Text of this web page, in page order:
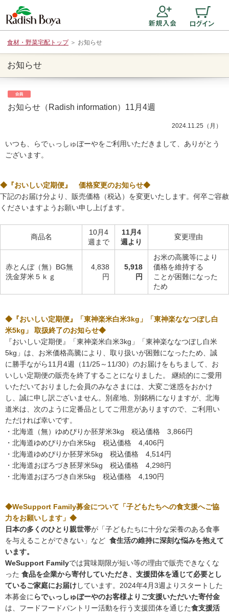
食材・野菜宅配トップ＞ お知らせ
お知らせ
お知らせ（Radish information）11月4週
2024.11.25（月）
いつも、らでぃっしゅぼーやをご利用いただきまして、ありがとう
ございます。
◆『おいしい定期便』 価格変更のお知らせ◆
下記のお届け分より、販売価格（税込）を変更いたします。何卒ご容赦
くださいますようお願い申し上げます。
商品名
10月4
週まで
11月4
週より
変更理由
赤とんぼ（無）BG無
洗金芽米５ｋｇ
4,838
円
5,918
円
お米の高騰等により
価格を維持する
ことが困難になった
ため
◆『おいしい定期便』「東神楽米白米3kg」「東神楽ななつぼし白
米5kg」 取扱終了のお知らせ◆
『おいしい定期便』「東神楽米白米3kg」「東神楽ななつぼし白米
5kg」は、お米価格高騰により、取り扱いが困難になったため、誠
に勝手ながら11月4週（11/25～11/30）のお届けをもちまして、お
いしい定期便の販売を終了することになりました。 継続的にご愛用
いただいておりました会員のみなさまには、大変ご迷惑をおかけ
し、誠に申し訳ございません。別産地、別銘柄になりますが、北海
道米は、次のように定番品としてご用意がありますので、ご利用い
ただければ幸いです。
・北海道（無）ゆめぴりか胚芽米3kg 税込価格 3,866円
・北海道ゆめぴりか白米5kg 税込価格 4,406円
・北海道ゆめぴりか胚芽米5kg 税込価格 4,514円
・北海道おぼろづき胚芽米5kg 税込価格 4,298円
・北海道おぼろづき白米5kg 税込価格 4,190円
◆WeSupport Family募金について「子どもたちへの食支援へご協
力をお願いします」◆
日本の多くのひとり親世帯が「子どもたちに十分な栄養のある食事
を与えることができない」など 食生活の維持に深刻な悩みを抱えて
います。
WeSupport Familyでは賞味期限が短い等の理由で販売できなくな
った 食品を企業から寄付していただき、支援団体を通じて必要とし
ているご家庭にお届けしています。2024年4月3週よりスタートした
本募金に らでぃっしゅぼーやのお客様よりご支援いただいた寄付金
は、フードフードパントリー活動を行う支援団体を通じた食支援活